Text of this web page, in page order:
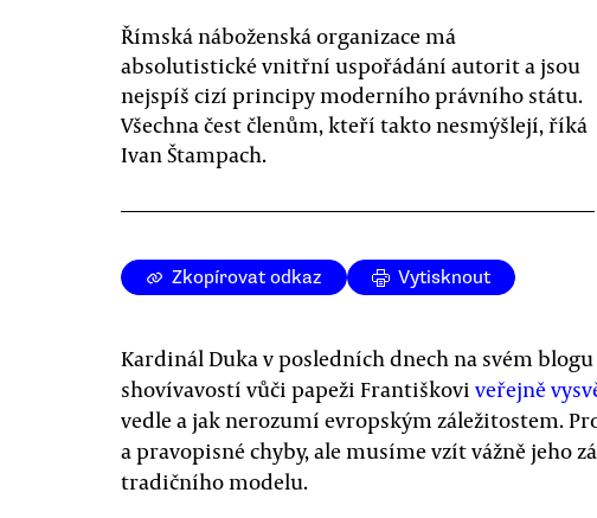
Římská náboženská organizace má
absolutistické vnitřní uspořádání autorit a jsou
nejspíš cizí principy moderního právního státu.
Všechna čest členům, kteří takto nesmýšlejí, říká
Ivan Štampach.
Zkopírovat odkaz Vytisknout
Kardinál Duka v posledních dnech na svém
shovívavostí vůči papeži Františkovi veřejně
vedle a jak nerozumí evropským záležitostem.
a pravopisné chyby, ale musíme vzít vážně jeho
tradičního modelu.